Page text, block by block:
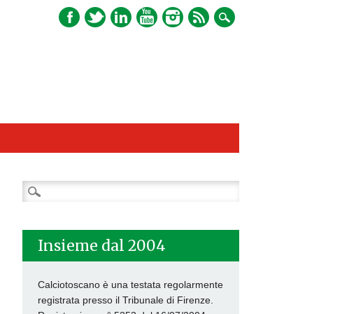
Ricerca
per:
Insieme dal 2004
Calciotoscano è una testata regolarmente
registrata presso il Tribunale di Firenze.